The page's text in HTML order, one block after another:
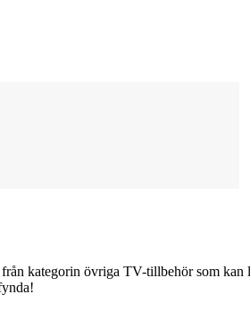
kategorin övriga TV-tillbehör som